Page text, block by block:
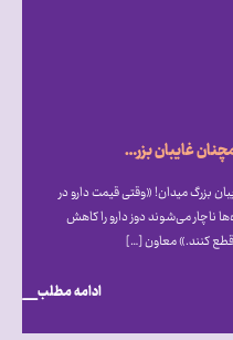
اتیسم زیر فشار گرانی دارو؛ بیمه‌ها همچنان غایبان بزرگ میدان!
بزرگ میدان! «وقتی قیمت دارو در
ناچار می‌شوند دوز دارو را کاهش
قطع کنند.» معاون […]
ادامه مطلب